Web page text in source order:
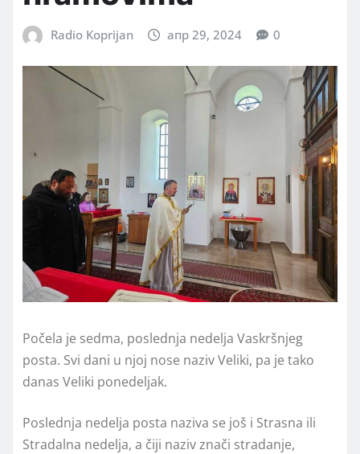
Radio Koprijan апр 29, 2024 0
Počela je sedma, poslednja nedelja Vaskršnjeg
posta. Svi dani u njoj nose naziv Veliki, pa je tako
danas Veliki ponedeljak.
Poslednja nedelja posta naziva se još i Strasna ili
Stradalna nedelja, a čiji naziv znači stradanje,